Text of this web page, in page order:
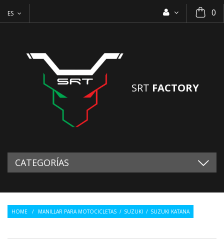
0
ES
SRT FACTORY
CATEGORÍAS
HOME / MANILLAR PARA MOTOCICLETAS / SUZUKI / SUZUKI KATANA